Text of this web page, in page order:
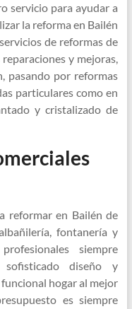
servicio para ayudar a
la reforma en Bailén
de reformas de
y mejoras,
pasando por reformas
particulares como en
y cristalizado de
reformar en Bailén de
fontanería y
siempre
diseño y
hogar al mejor
es siempre